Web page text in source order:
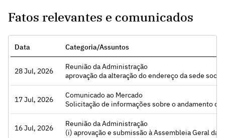
Fatos relevantes e comunicados
Data Categoria/Assuntos
28 Jul, 2026
Reunião da Administração
aprovação da alteração do endereço da sede social da Companhia, no Município de Belo Horizonte, Estado
Acessar
17 Jul, 2026
Comunicado ao Mercado
Solicitação de informações sobre o andamento do
Acessar
16 Jul, 2026
Reunião da Administração
(i) aprovação e submissão à Assembleia Geral da proposta de alteração das ações da companhia, de escriturais para nominativas, e ajustes no Estatuto
Acessar